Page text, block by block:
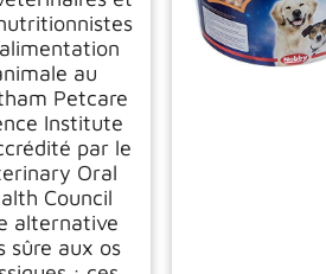
au
Petcare
Institute
par le
Oral
Council
alternative
sûre aux os